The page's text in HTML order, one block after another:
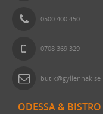
0500 400 450
0708 369 329
butik@gyllenhak.se
ODESSA & BISTRO